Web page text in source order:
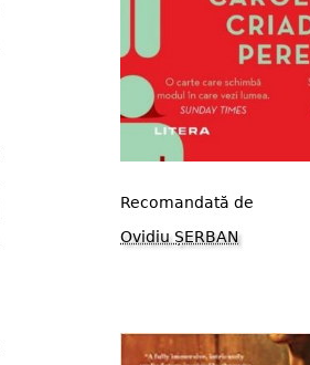
Recomandată de
Ovidiu ȘERBAN